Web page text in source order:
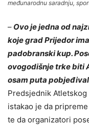
međunarodnu saradnju,
– Ovo je jedna od
koje grad Prijedor
padobranski kup.
ovogodišnje trke biti
osam puta
Predsjednik
istakao je da
te da organizatori